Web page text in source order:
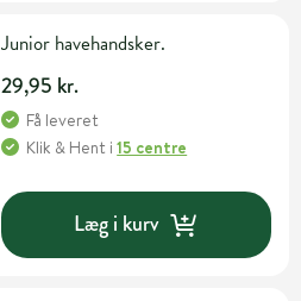
Junior havehandsker.
29,95 kr.
Få leveret
Klik & Hent i15 centre
Læg i kurv